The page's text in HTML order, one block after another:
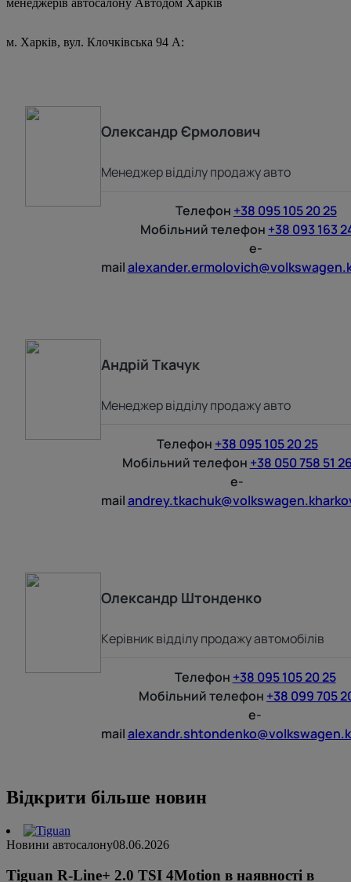
менеджерів автосалону Автодом Харків
м. Харків, вул. Клочківська 94 А:
ОлександрЄрмолович
Менеджер відділу продажу авто
Телефон +38 095 105 20 25
Мобільний телефон +38 093 163
e-
mail
Андрій Ткачук
Менеджер відділу продажу авто
Телефон +38 095 105 20 25
Мобільний телефон +38 050 758 51
e-
mail
Олександр Штонденко
Керівник відділу продажу автомобілів
Телефон +38 095 105 20 25
Мобільний телефон +38 099 705
e-
mail
Відкрити більше новин
Новини автосалону08.06.2026
Tiguan R-Line+ 2.0 TSI 4Motion в наявності в